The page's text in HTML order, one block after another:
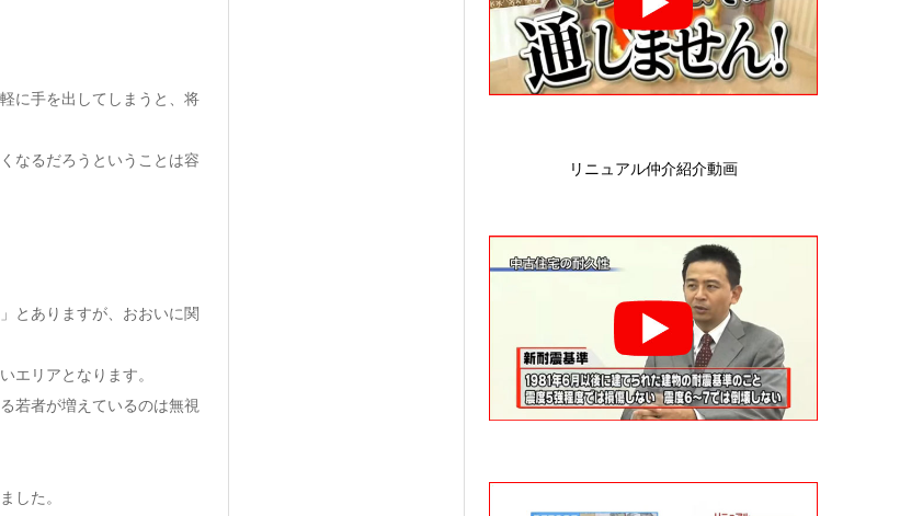
に手を出してしまうと、将
なるだろうということは容
とありますが、おおいに関
エリアとなります。
若者が増えているのは無視
した。
リニュアル仲介紹介動画